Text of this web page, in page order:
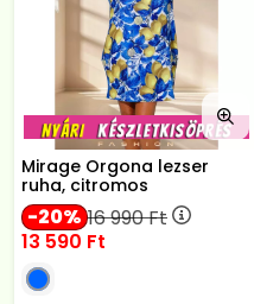
Mirage Orgona lezser
ruha, citromos
20 16 990Ft
13 590 Ft